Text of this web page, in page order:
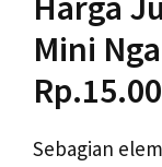
Mini
Sebagian